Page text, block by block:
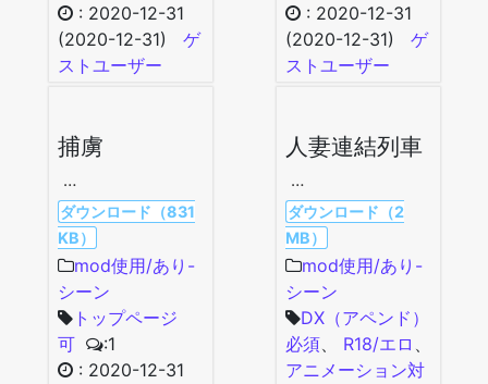
: 2020-12-31
(2020-12-31)
ゲ
ストユーザー
: 2020-12-31
(2020-12-31)
ゲ
ストユーザー
捕虜
…
ダウンロード（831
KB）
mod使用/あり-
シーン
トップページ
可
:1
: 2020-12-31
人妻連結列車
…
ダウンロード（2
MB）
mod使用/あり-
シーン
DX（アペンド）
必須、 R18/エロ 、
アニメーション対